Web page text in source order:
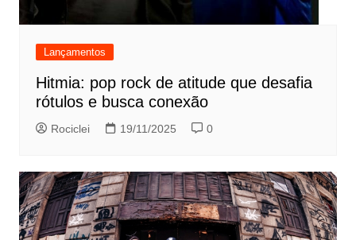
Lançamentos
Hitmia: pop rock de atitude que desafia
rótulos e busca conexão
Rociclei 19/11/2025 0